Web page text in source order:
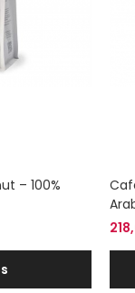
– 100%